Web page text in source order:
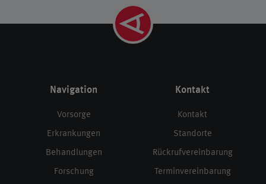
Navigation
Vorsorge
Erkrankungen
Behandlungen
Forschung
Kontakt
Kontakt
Standorte
Rückrufvereinbarung
Terminvereinbarung